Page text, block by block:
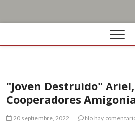
"Joven Destruído"
Cooperadores
20 septiembre, 2022 No hay